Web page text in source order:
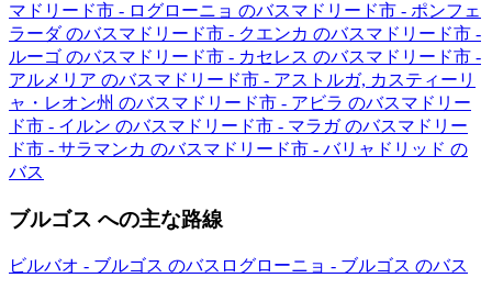
マドリード市 - ログローニョ のバスマドリード市 - ポンフェ
ラーダ のバスマドリード市 - クエンカ のバスマドリード市 -
ルーゴ のバスマドリード市 - カセレス のバスマドリード市 -
アルメリア のバスマドリード市 - アストルガ, カスティーリ
ャ・レオン州 のバスマドリード市 - アビラ のバスマドリー
ド市 - イルン のバスマドリード市 - マラガ のバスマドリー
ド市 - サラマンカ のバスマドリード市 - バリャドリッド の
バス
ブルゴス への主な路線
ビルバオ - ブルゴス のバス ログローニョ - ブルゴス のバス